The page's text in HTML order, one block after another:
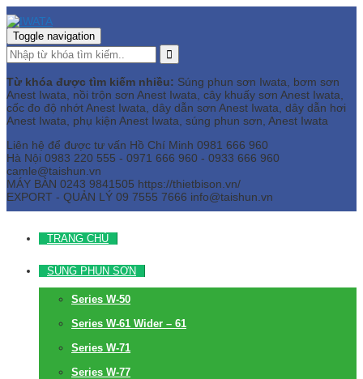
Toggle navigation
Từ khóa được tìm kiếm nhiều: Súng phun sơn Iwata, bơm sơn
Anest Iwata, nồi trộn sơn Anest Iwata, cây khuấy sơn Anest Iwata,
cốc đo độ nhớt Anest Iwata, dây dẫn sơn Anest Iwata, dây dẫn hơi
Anest Iwata, phụ kiện Anest Iwata, súng phun sơn, Anest Iwata
Liên hệ để được tư vấn Hồ Chí Minh 0981 666 960
Hà Nội 0983 220 555 - 0971 666 960 - 0933 666 960
camle@taishun.vn
MÁY BÀN 0243 9841505 https://thietbison.vn/
EXPORT - QUẢN LÝ 09 7555 7666 info@taishun.vn
TRANG CHỦ
SÚNG PHUN SƠN
Series W-50
Series W-61 Wider – 61
Series W-71
Series W-77